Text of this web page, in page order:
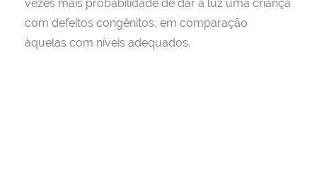
vezes mais probabilidade de dar à luz uma criança
com defeitos congênitos, em comparação
àquelas com níveis adequados.